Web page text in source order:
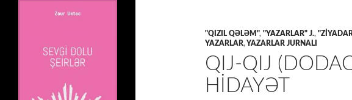
"QIZIL QƏLƏM", "YAZARLAR" J.,
YAZARLAR,YAZARLAR JURNALI
QIJ-QIJ
HİDAYƏT